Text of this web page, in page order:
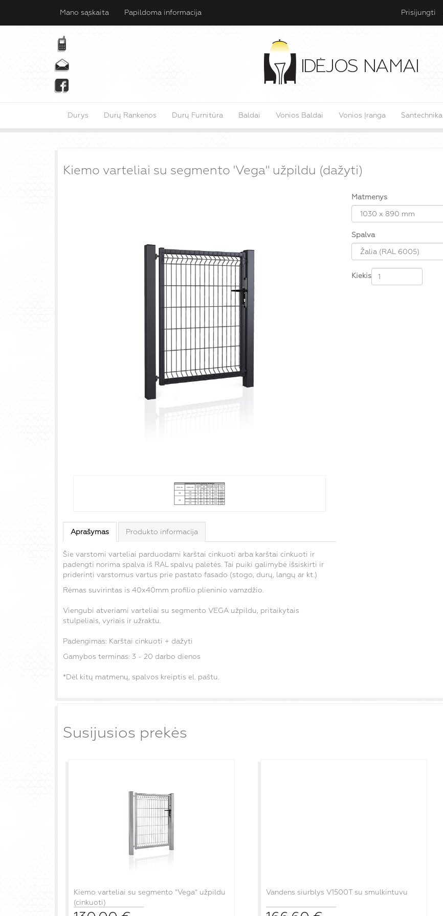
Mano sąskaita Papildoma informacija Prisijungti
Durys Durų Rankenos Durų Furnitūra Baldai Vonios Baldai Vonios Įranga Santechnika
Kiemo varteliai su segmento 'Vega" užpildu (dažyti)
Aprašymas Produkto informacija
Šie varstomi varteliai parduodami karštai cinkuoti arba karštai cinkuoti ir
padengti norima spalva iš RAL spalvų paletės. Tai puiki galimybė išsiskirti ir
priderinti varstomus vartus prie pastato fasado (stogo, durų, langų ar kt.)
Rėmas suvirintas is 40x40mm profilio plieninio vamzdžio.
Viengubi atveriami varteliai su segmento VEGA užpildu, pritaikytais
stulpeliais, vyriais ir užraktu.
Padengimas: Karštai cinkuoti + dažyti
Gamybos terminas: 3 - 20 darbo dienos
*Dėl kitų matmenų, spalvos kreiptis el. paštu.
Matmenys
Spalva
Kiekis
Susijusios prekės
Kiemo varteliai su segmento "Vega" užpildu
(cinkuoti)
Vandens siurblys V1500T su smulkintuvu